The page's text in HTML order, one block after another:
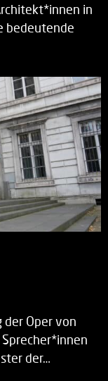
in
bedeutende
der Oper von
der…